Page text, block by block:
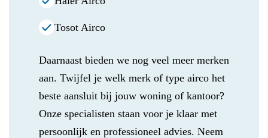
Tosot Airco
Daarnaast bieden we nog veel meer merken
aan. Twijfel je welk merk of type airco het
beste aansluit bij jouw woning of kantoor?
Onze specialisten staan voor je klaar met
persoonlijk en professioneel advies. Neem